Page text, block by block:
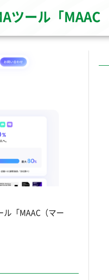
ツール「
「MAAC（マー